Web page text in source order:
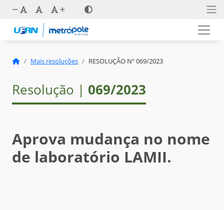
Mais resoluções RESOLUÇÃO Nº 069/2023
Resolução | 069/2023
Aprova mudança no nome
de laboratório LAMII.